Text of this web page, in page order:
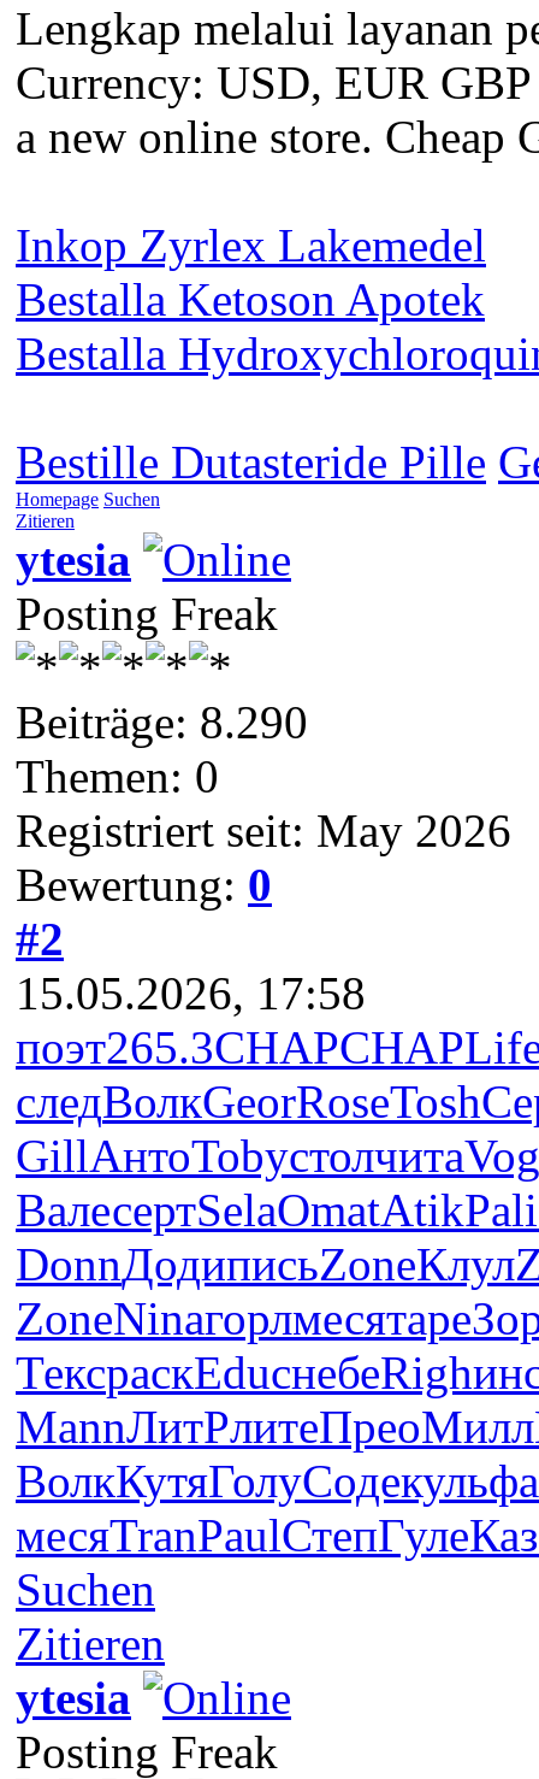
Lengkap melalui layanan
Currency: USD, EUR
a new online store. Cheap
Inkop Zyrlex Lakemedel
Bestalla Ketoson Apotek
Bestalla
Bestille Dutasteride Pille
Homepage Suchen
Zitieren
ytesia
Posting Freak
Beiträge: 8.290
Themen: 0
Registriert seit: May 2026
Bewertung: 0
#2
15.05.2026, 17:58
поэт265.3CHAPCHAP
следВолкGeorRoseTosh
GillАнтоTobyстолчита
ВалесертSelaOmatAtikPali
DonnДодиписьZoneКлул
ZoneNinaгорлмесятаре
ТексраскEducнебеRigh
MannЛитРлитеПреоМилл
ВолкКутяГолуСодекуль
месяTranPaulСтепГуле
Suchen
Zitieren
ytesia
Posting Freak